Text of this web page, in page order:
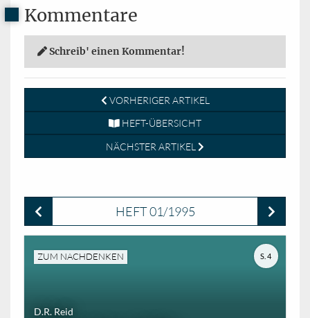
Kommentare
Schreib' einen Kommentar!
VORHERIGER ARTIKEL
HEFT-ÜBERSICHT
NÄCHSTER ARTIKEL
HEFT 01/1995
ZUM NACHDENKEN
D.R. Reid
S. 4